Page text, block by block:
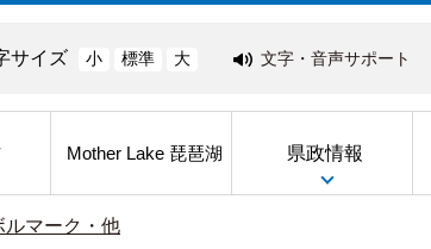
サイズ 小 標準 大 文字・音声サポート
Mother Lake 琵琶湖 県政情報
ルマーク・他